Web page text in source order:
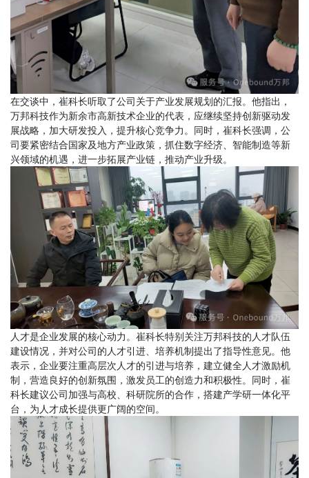
在交谈中，崔科长听取了公司关于产业发展规划的汇报。他指出，
万邦科技作为新余市高新技术企业的代表，应继续坚持创新驱动发
展战略，加大研发投入，提升核心竞争力。同时，崔科长强调，公
司要紧密结合国家及地方产业政策，抓住数字经济、智能制造等新
兴领域的机遇，进一步拓展产业链，推动产业升级。
人才是企业发展的核心动力。崔科长特别关注万邦科技的人才队伍
建设情况，并对公司的人才引进、培养机制提出了指导性意见。他
表示，企业要注重高层次人才的引进与培养，建立健全人才激励机
制，营造良好的创新氛围，激发员工的创造力和积极性。同时，崔
科长建议公司加强与高校、科研院所的合作，搭建产学研一体化平
台，为人才成长提供更广阔的空间。